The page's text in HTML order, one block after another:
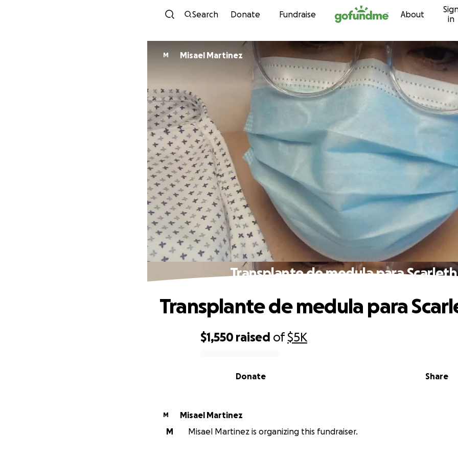
Skip to content
Search Donate Fundraise About
in
M Misael Martinez
Transplante de medula para Scarleth
$1,550 raised of$5K
Share
Donate
Transplante de medula para
M
Misael Martinez
M
Misael Martinez is organizing this fundraiser.